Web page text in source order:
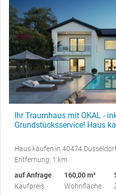
Ihr Traumhaus mit OKAL -
Grundstücksservice! Haus
Haus kaufen in 40474
Entfernung: 1 km
auf Anfrage
Kaufpreis
160,00 m²
Wohnfläche